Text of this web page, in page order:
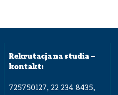
Rekrutacja na studia –
kontakt:
725750127, 22 234 8435,